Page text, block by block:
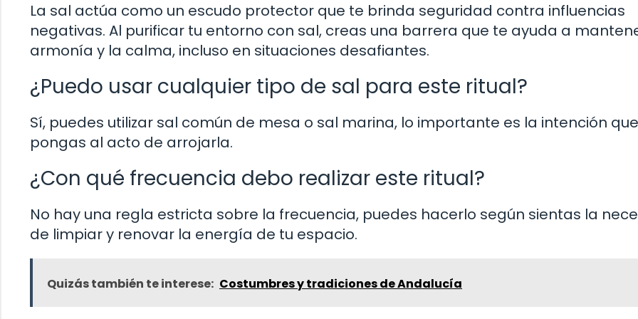
La sal actúa como un escudo protector que te brinda seguridad contra influencias
negativas. Al purificar tu entorno con sal, creas una barrera que te ayuda a
armonía y la calma, incluso en situaciones desafiantes.
¿Puedo usar cualquier tipo de sal para este ritual?
Sí, puedes utilizar sal común de mesa o sal marina, lo importante es la intención
pongas al acto de arrojarla.
¿Con qué frecuencia debo realizar este ritual?
No hay una regla estricta sobre la frecuencia, puedes hacerlo según sientas la
de limpiar y renovar la energía de tu espacio.
Quizás también te interese: Costumbres y tradiciones de Andalucía